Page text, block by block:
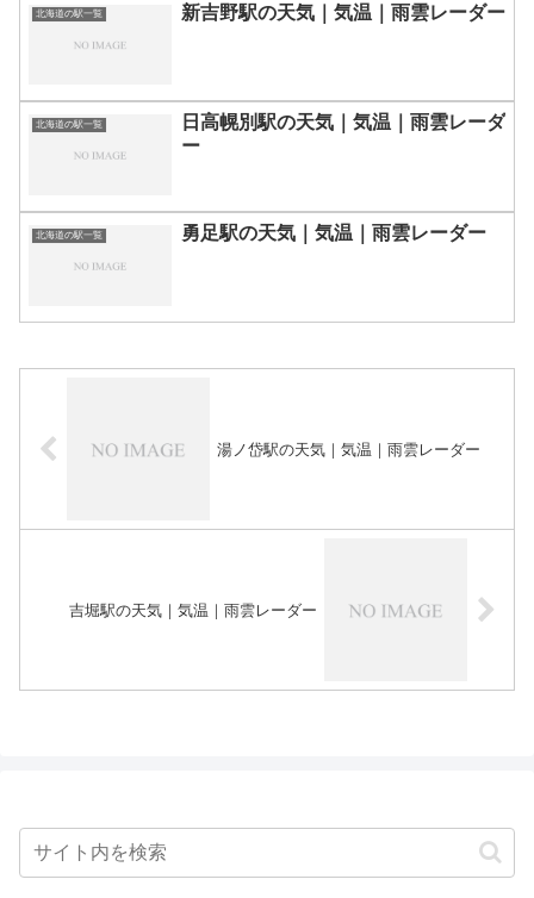
北海道の駅一覧 新吉野駅の天気｜気温｜雨雲レーダー
北海道の駅一覧
日高幌別駅の天気｜気温｜雨雲レーダ
ー
北海道の駅一覧 勇足駅の天気｜気温｜雨雲レーダー
湯ノ岱駅の天気｜気温｜雨雲レーダー
吉堀駅の天気｜気温｜雨雲レーダー